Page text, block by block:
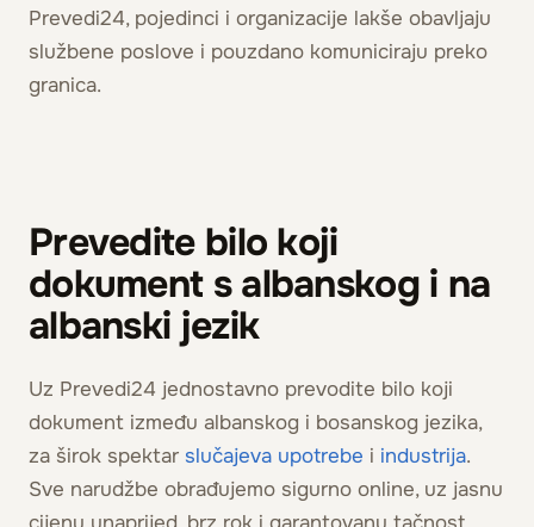
Prevedi24, pojedinci i organizacije lakše obavljaju
službene poslove i pouzdano komuniciraju preko
granica.
Prevedite bilo koji
dokument s albanskog i na
albanski jezik
Uz Prevedi24 jednostavno prevodite bilo koji
dokument između albanskog i bosanskog jezika,
za širok spektar slučajeva upotrebe i industrija.
Sve narudžbe obrađujemo sigurno online, uz jasnu